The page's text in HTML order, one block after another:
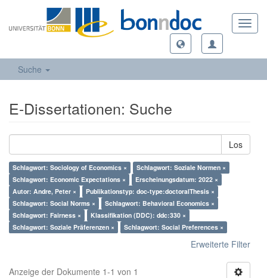
Suche
E-Dissertationen: Suche
Los
Schlagwort: Sociology of Economics ×
Schlagwort: Soziale Normen ×
Schlagwort: Economic Expectations ×
Erscheinungsdatum: 2022 ×
Autor: Andre, Peter ×
Publikationstyp: doc-type:doctoralThesis ×
Schlagwort: Social Norms ×
Schlagwort: Behavioral Economics ×
Schlagwort: Fairness ×
Klassifikation (DDC): ddc:330 ×
Schlagwort: Soziale Präferenzen ×
Schlagwort: Social Preferences ×
Erweiterte Filter
Anzeige der Dokumente 1-1 von 1